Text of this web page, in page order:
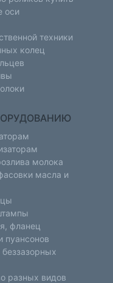
оси
техники
колец
молока
масла и
фланец
пуансонов
разных видов